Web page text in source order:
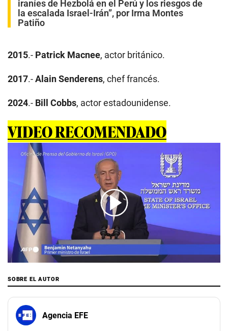
iraníes de Hezbolá en el Perú y los riesgos de
la escalada Israel-Irán”, por Irma Montes
Patiño
2015.- Patrick Macnee, actor británico.
2017.-Alain Senderens, chef francés.
2024.- Bill Cobbs, actor estadounidense.
VIDEO RECOMENDADO
00:00/00:31
SOBRE EL AUTOR
Agencia EFE